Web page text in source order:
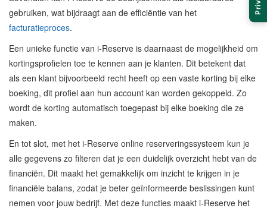
gebruiken, wat bijdraagt aan de efficiëntie van het
facturatieproces.
Een unieke functie van i-Reserve is daarnaast de mogelijkheid om
kortingsprofielen toe te kennen aan je klanten. Dit betekent dat
als een klant bijvoorbeeld recht heeft op een vaste korting bij elke
boeking, dit profiel aan hun account kan worden gekoppeld. Zo
wordt de korting automatisch toegepast bij elke boeking die ze
maken.
En tot slot, met het i-Reserve online reserveringssysteem kun je
alle gegevens zo filteren dat je een duidelijk overzicht hebt van de
financiën. Dit maakt het gemakkelijk om inzicht te krijgen in je
financiële balans, zodat je beter geïnformeerde beslissingen kunt
nemen voor jouw bedrijf. Met deze functies maakt i-Reserve het